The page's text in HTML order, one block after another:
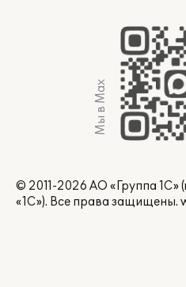
Мы в Max
© 2011-2026 АО «Группа
«1С»). Все права защищены.